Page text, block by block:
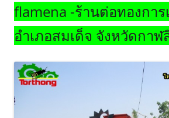
flamena -ร้านต่อทองการ
อำเภอสมเด็จ จังหวัดกาฬ